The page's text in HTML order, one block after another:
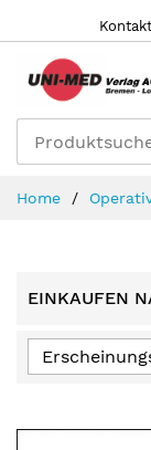
Inhalt
Kontakt
Home
EINKAUFEN